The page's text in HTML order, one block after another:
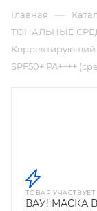
Главная —
ТОНАЛЬНЫЕ
Корректирующий
SPF50+ PA++++
ТОВАР
ВАУ! МАСКА